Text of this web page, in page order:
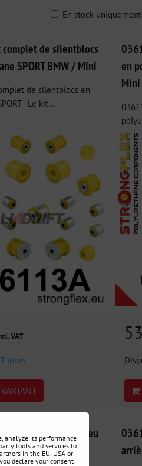
En stock uniquement
de silentblocs
SPORT BMW / Mini
de silentblocs en
- Le kit...
VAT
3 jours
en
Mini
silentblocs d'essieu
Mini
analyze its performance
tools and services to
in the EU, USA or
declare your consent